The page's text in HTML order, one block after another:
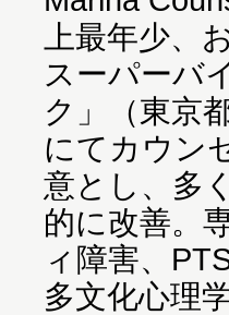
上最年少、
スーパーバ
ク」（東京
にてカウン
意とし、多
的に改善。
ィ障害、
多文化心理